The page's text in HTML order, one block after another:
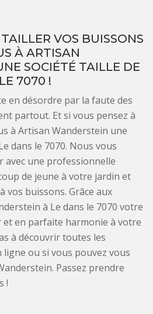
VOS BUISSONS
À ARTISAN
SOCIÉTÉ TAILLE DE
7070 !
en désordre par la faute des
partout. Et si vous pensez à
à Artisan Wanderstein une
dans le 7070. Nous vous
avec une professionnelle
de jeune à votre jardin et
vos buissons. Grâce aux
à Le dans le 7070 votre
et en parfaite harmonie à votre
à découvrir toutes les
ou si vous pouvez vous
Passez prendre
!